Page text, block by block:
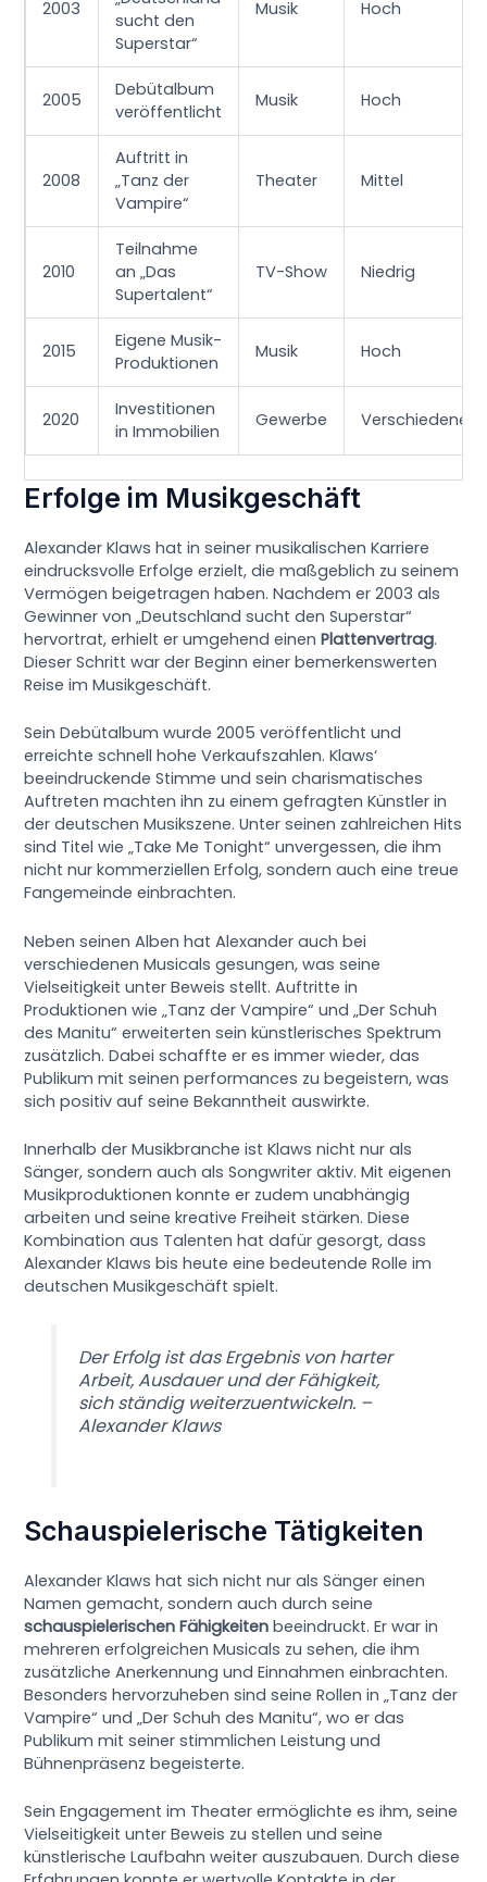
2003
sucht den
Superstar“
Musik Hoch
2005
Debütalbum
veröffentlicht
Musik Hoch
2008
Auftritt in
„Tanz der
Vampire“
Theater Mittel
2010
Teilnahme
an „Das
Supertalent“
TV-Show Niedrig
2015
Eigene Musik-
Produktionen
Musik Hoch
2020
Investitionen
in Immobilien
Gewerbe Verschiedene
Erfolge im Musikgeschäft
Alexander Klaws hat in seiner musikalischen Karriere
eindrucksvolle Erfolge erzielt, die maßgeblich zu seinem
Vermögen beigetragen haben. Nachdem er 2003 als
Gewinner von „Deutschland sucht den Superstar“
hervortrat, erhielt er umgehend einenPlattenvertrag.
Dieser Schritt war der Beginn einer bemerkenswerten
Reise im Musikgeschäft.
Sein Debütalbum wurde 2005 veröffentlicht und
erreichte schnell hohe Verkaufszahlen. Klaws‘
beeindruckende Stimme und sein charismatisches
Auftreten machten ihn zu einem gefragten Künstler in
der deutschen Musikszene. Unter seinen zahlreichen Hits
sind Titel wie „Take Me Tonight“ unvergessen, die ihm
nicht nur kommerziellen Erfolg, sondern auch eine treue
Fangemeinde einbrachten.
Neben seinen Alben hat Alexander auch bei
verschiedenen Musicals gesungen, was seine
Vielseitigkeit unter Beweis stellt. Auftritte in
Produktionen wie „Tanz der Vampire“ und „Der Schuh
des Manitu“ erweiterten sein künstlerisches Spektrum
zusätzlich. Dabei schaffte er es immer wieder, das
Publikum mit seinen performances zu begeistern, was
sich positiv auf seine Bekanntheit auswirkte.
Innerhalb der Musikbranche ist Klaws nicht nur als
Sänger, sondern auch als Songwriter aktiv. Mit eigenen
Musikproduktionen konnte er zudem unabhängig
arbeiten und seine kreative Freiheit stärken. Diese
Kombination aus Talenten hat dafür gesorgt, dass
Alexander Klaws bis heute eine bedeutende Rolle im
deutschen Musikgeschäft spielt.
Der Erfolg ist das Ergebnis von harter
Arbeit, Ausdauer und der Fähigkeit,
sich ständig weiterzuentwickeln. –
Alexander Klaws
Schauspielerische Tätigkeiten
Alexander Klaws hat sich nicht nur als Sänger einen
Namen gemacht, sondern auch durch seine
schauspielerischen Fähigkeiten beeindruckt. Er war in
mehreren erfolgreichen Musicals zu sehen, die ihm
zusätzliche Anerkennung und Einnahmen einbrachten.
Besonders hervorzuheben sind seine Rollen in „Tanz der
Vampire“ und „Der Schuh des Manitu“, wo er das
Publikum mit seiner stimmlichen Leistung und
Bühnenpräsenz begeisterte.
Sein Engagement im Theater ermöglichte es ihm, seine
Vielseitigkeit unter Beweis zu stellen und seine
künstlerische Laufbahn weiter auszubauen. Durch diese